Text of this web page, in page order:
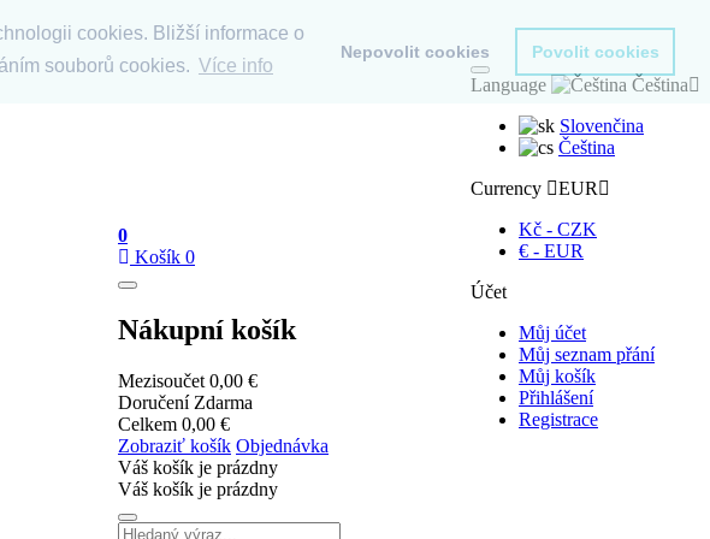
cookies. Bližší informace o
souborů cookies. Více info
Nepovolit cookies Povolit cookies
Language
Čeština
Slovenčina
Čeština
Currency
EUR
Kč - CZK
€ - EUR
Účet
Můj účet
Můj seznam přání
Můj košík
Přihlášení
Registrace
0
Košík 0
Nákupní košík
Mezisoučet 0,00 €
Doručení Zdarma
Celkem 0,00 €
Zobraziť košík Objednávka
Váš košík je prázdny
Váš košík je prázdny